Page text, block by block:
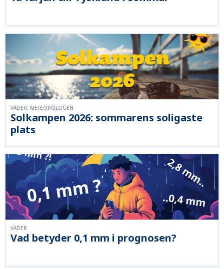
Solkampen 2026: sommarens soligaste
plats
VÄDER, METEOROLOGEN
Vad betyder 0,1 mm i prognosen?
VÄDER